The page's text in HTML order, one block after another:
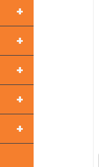
+
+
+
+
+